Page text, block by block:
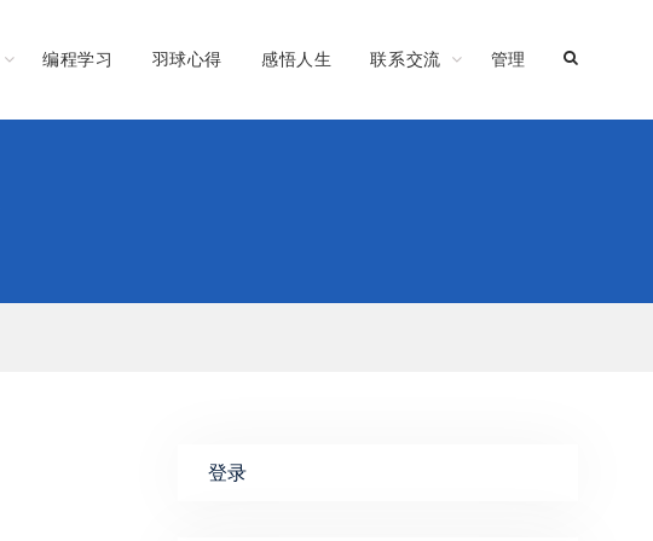
编程学习 羽球心得 感悟人生 联系交流 管理
登录